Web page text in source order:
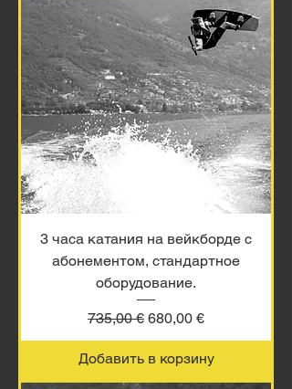
3 часа катания на вейкборде с
абонементом, стандартное
оборудование.
Обычная цена
735,00 € Цена со скидкой
680,00 €
Добавить в корзину